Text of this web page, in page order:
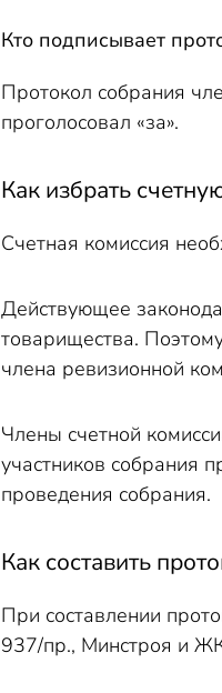
Кто подписывает
Протокол собрания
проголосовал «за».
Как избрать
Счетная комиссия
Действующее
товарищества.
члена ревизионной
Члены счетной
участников собрания
проведения собрания.
Как составить
При составлении
937/пр., Минстроя и